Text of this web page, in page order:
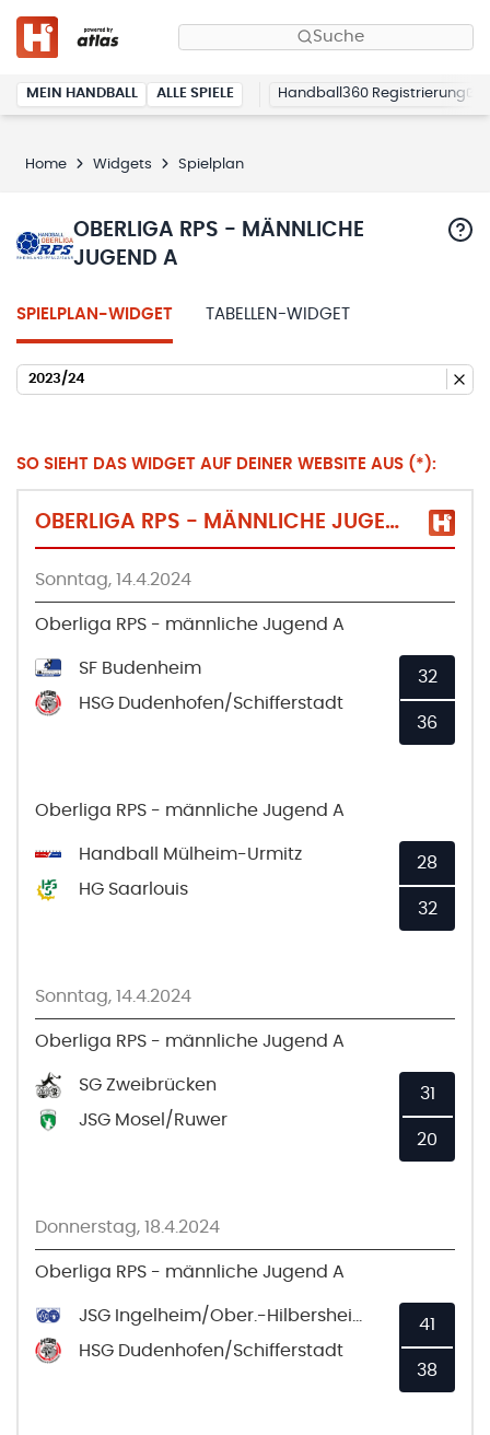
Suche
MEIN HANDBALL ALLE SPIELE Handball360 Registrierung
Home Widgets Spielplan
OBERLIGA RPS - MÄNNLICHE
JUGEND A
SPIELPLAN-WIDGET TABELLEN-WIDGET
2023/24
SO SIEHT DAS WIDGET AUF DEINER WEBSITE AUS (*):
OBERLIGA RPS - MÄNNLICHE JUGEND A
Sonntag, 14.4.2024
Oberliga RPS - männliche Jugend A
SF Budenheim
HSG Dudenhofen/Schifferstadt
32
36
Oberliga RPS - männliche Jugend A
Handball Mülheim-Urmitz
HG Saarlouis
28
32
Sonntag, 14.4.2024
Oberliga RPS - männliche Jugend A
SG Zweibrücken
JSG Mosel/Ruwer
31
20
Donnerstag, 18.4.2024
Oberliga RPS - männliche Jugend A
HSG Dudenhofen/Schifferstadt
41
38